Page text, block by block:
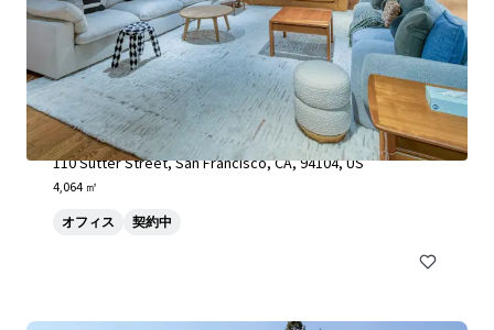
110 Sutter Street
110 Sutter Street, San Francisco, CA, 94104, US
4,064 ㎡
オフィス 契約中